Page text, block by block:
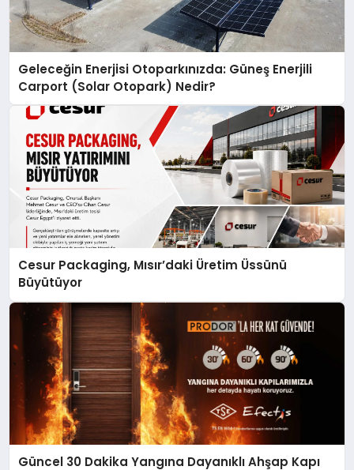
Geleceğin Enerjisi Otoparkınızda: Güneş Enerjili
Carport (Solar Otopark) Nedir?
Cesur Packaging, Mısır’daki Üretim Üssünü
Büyütüyor
Güncel 30 Dakika Yangına Dayanıklı Ahşap Kapı